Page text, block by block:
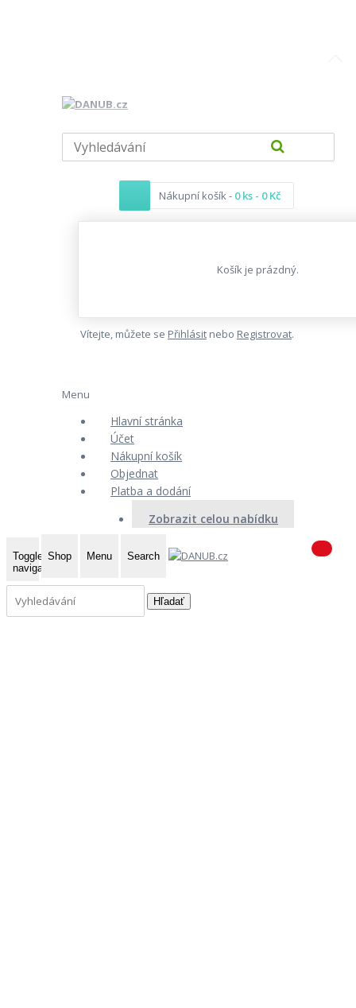
Nákupní košík - 0 ks - 0 Kč
Košík je prázdný.
Vítejte, můžete se Přihlásit nebo Registrovat.
Menu
Hlavní stránka
Účet
Nákupní košík
Objednat
Platba a dodání
Zobrazit celou nabídku
Toggle
navigation
Shop Menu Search
Hľadať